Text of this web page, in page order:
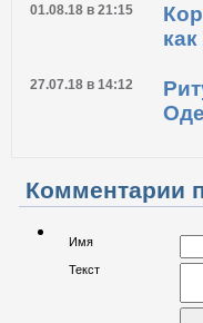
01.08.18 в 21:15
27.07.18 в 14:12
Комментарии
Имя
Текст